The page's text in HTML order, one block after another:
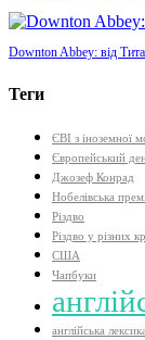
Downton Abbey: від
Теги
ЄВІ з іноземної
Європейський
Джозеф Конрад
Нобелівська
Різдво
Різдво у різних
США
Чапбуки
англійська